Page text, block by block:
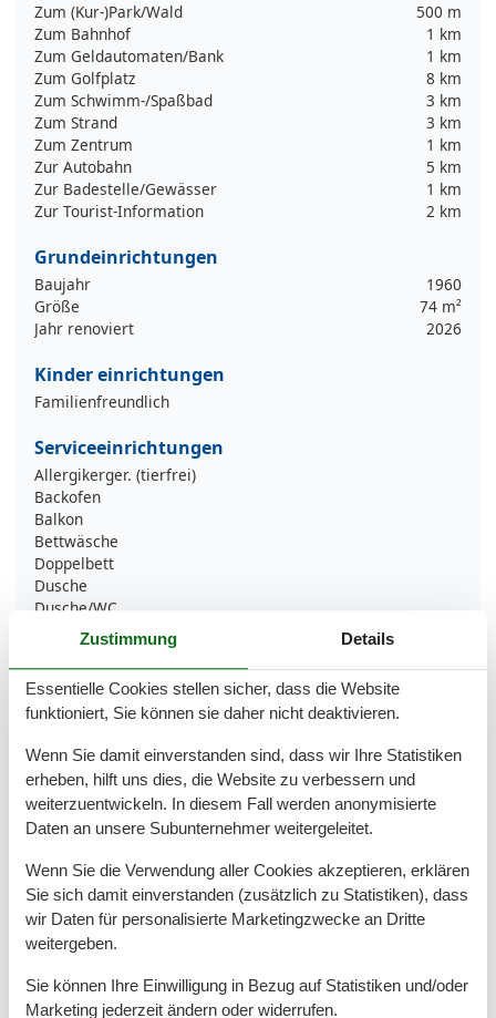
Zum (Kur-)Park/Wald
500 m
Zum Bahnhof
1 km
Zum Geldautomaten/Bank
1 km
Zum Golfplatz
8 km
Zum Schwimm-/Spaßbad
3 km
Zum Strand
3 km
Zum Zentrum
1 km
Zur Autobahn
5 km
Zur Badestelle/Gewässer
1 km
Zur Tourist-Information
2 km
Grundeinrichtungen
Baujahr
1960
Größe
74 m²
Jahr renoviert
2026
Kinder einrichtungen
Familienfreundlich
Serviceeinrichtungen
Allergikerger. (tierfrei)
Backofen
Balkon
Bettwäsche
Doppelbett
Dusche
Dusche/WC
Gefriermöglichkeit
Heizung
Haartrockner
Internet - WLAN
Küche (offen)
Kühlschrank
Mehrere Schlafzimmer
Mikrowelle
Rauchmelder
Schlafsofa
Smart TV
Spülmaschine
Tiere nicht erlaubt
Toaster
Zustimmung Details
Essentielle Cookies stellen sicher, dass die Website
funktioniert, Sie können sie daher nicht deaktivieren.
Wenn Sie damit einverstanden sind, dass wir Ihre Statistiken
erheben, hilft uns dies, die Website zu verbessern und
weiterzuentwickeln. In diesem Fall werden anonymisierte
Daten an unsere Subunternehmer weitergeleitet.
Wenn Sie die Verwendung aller Cookies akzeptieren, erklären
Sie sich damit einverstanden (zusätzlich zu Statistiken), dass
wir Daten für personalisierte Marketingzwecke an Dritte
weitergeben.
Sie können Ihre Einwilligung in Bezug auf Statistiken und/oder
Marketing jederzeit ändern oder widerrufen.